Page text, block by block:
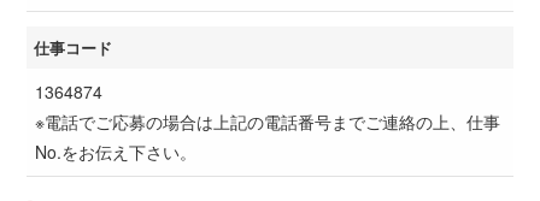
仕事コード
1364874
※電話でご応募の場合は上記の電話番号までご連絡の上、仕事
No.をお伝え下さい。